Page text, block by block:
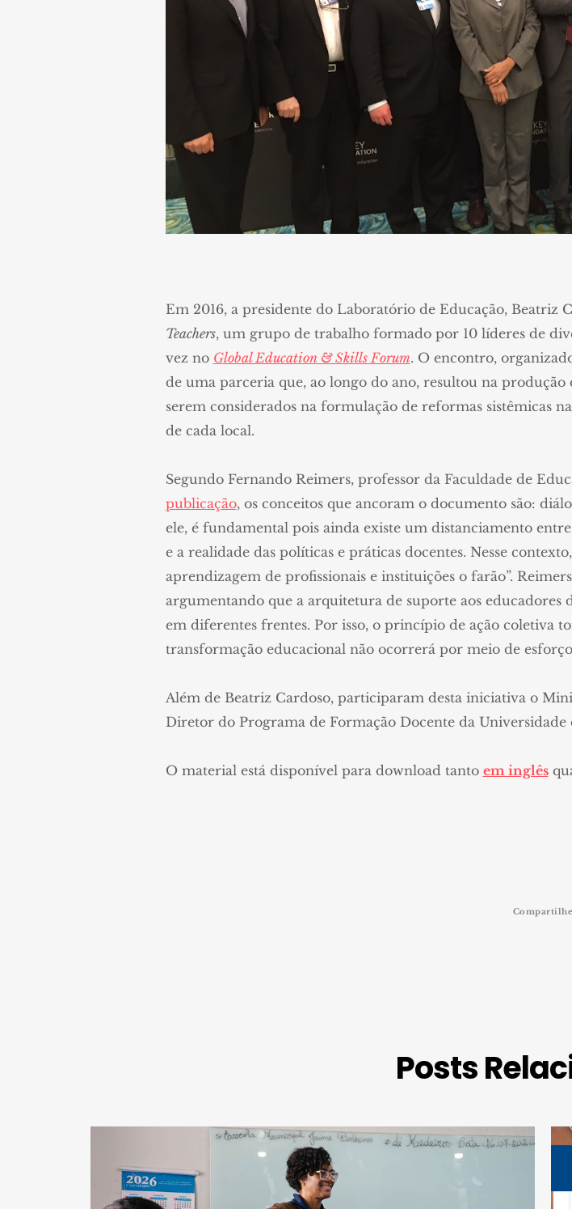
Em 2016, a presidente do Laboratório de Educação,
Teachers, um grupo de trabalho formado por 10 líderes de
vez no Global Education & Skills Forum. O encontro,
de uma parceria que, ao longo do ano, resultou na
serem considerados na formulação de reformas sistêmicas
de cada local.
Segundo Fernando Reimers, professor da Faculdade de
publicação, os conceitos que ancoram o documento são:
ele, é fundamental pois ainda existe um distanciamento
e a realidade das políticas e práticas docentes. Nesse
aprendizagem de profissionais e instituições o farão”.
argumentando que a arquitetura de suporte aos
em diferentes frentes. Por isso, o princípio de ação coletiva
transformação educacional não ocorrerá por meio de
Além de Beatriz Cardoso, participaram desta iniciativa o
Diretor do Programa de Formação Docente da Universidade
O material está disponível para download tanto em inglês
Compartilhe
Posts